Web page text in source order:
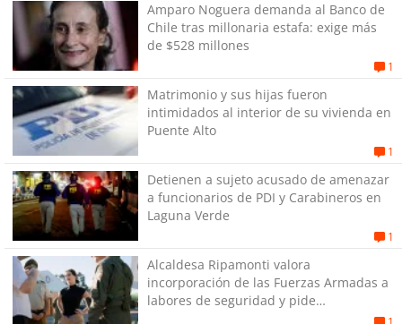
Amparo Noguera demanda al Banco de
Chile tras millonaria estafa: exige más
de $528 millones
1
Matrimonio y sus hijas fueron
intimidados al interior de su vivienda en
Puente Alto
1
Detienen a sujeto acusado de amenazar
a funcionarios de PDI y Carabineros en
Laguna Verde
1
Alcaldesa Ripamonti valora
incorporación de las Fuerzas Armadas a
labores de seguridad y pide